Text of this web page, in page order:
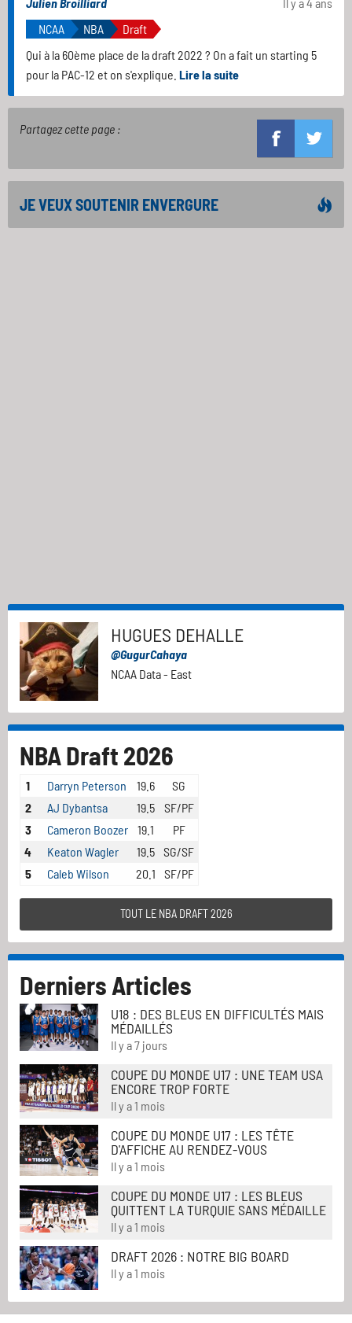
NCAA
NBA
Draft
Qui à la 60ème place de la draft 2022 ? On a fait un starting 5
pour la PAC-12 et on s'explique. Lire la suite
Partagez cette page :
JE VEUX SOUTENIR ENVERGURE
HUGUES DEHALLE
@GugurCahaya
NCAA Data - East
NBA Draft 2026
1 Darryn Peterson 19.6
SG
2
AJ Dybantsa 19.5
SF/PF
3
Cameron Boozer 19.1
PF
4
Keaton Wagler 19.5 SG/SF
5
Caleb Wilson 20.1 SF/PF
TOUT LE NBA DRAFT 2026
Derniers Articles
U18 : DES BLEUS EN DIFFICULTÉS MAIS
MÉDAILLÉS
Il y a 7 jours
COUPE DU MONDE U17 : UNE TEAM USA
ENCORE TROP FORTE
Il y a 1 mois
COUPE DU MONDE U17 : LES TÊTE
D'AFFICHE AU RENDEZ-VOUS
Il y a 1 mois
COUPE DU MONDE U17 : LES BLEUS
QUITTENT LA TURQUIE SANS MÉDAILLE
Il y a 1 mois
DRAFT 2026 : NOTRE BIG BOARD
Il y a 1 mois